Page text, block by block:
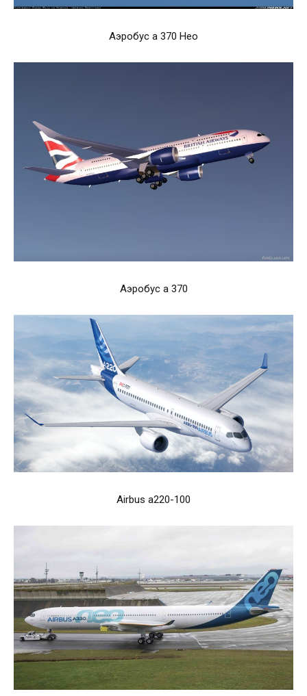
Аэробус а 370 Нео
Аэробус а 370
Airbus a220-100